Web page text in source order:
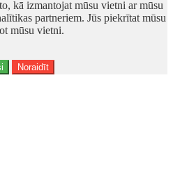
kā izmantojat mūsu vietni ar mūsu
partneriem. Jūs piekrītat mūsu
mūsu vietni.
Noraidīt